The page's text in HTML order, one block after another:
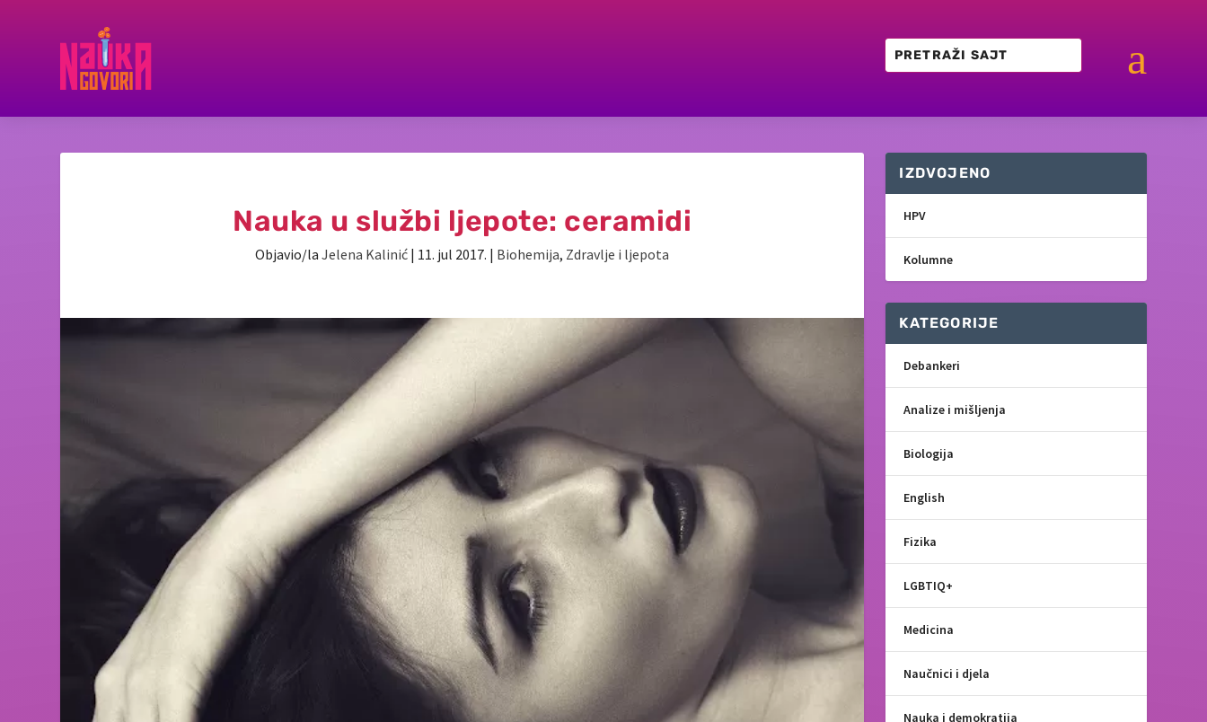
a
Nauka u službi ljepote: ceramidi
Objavio/laJelena Kalinić | 11. jul 2017. | Biohemija, Zdravlje i ljepota
IZDVOJENO
HPV
Kolumne
KATEGORIJE
Debankeri
Analize i mišljenja
Biologija
English
Fizika
LGBTIQ+
Medicina
Naučnici i djela
Nauka i demokratija